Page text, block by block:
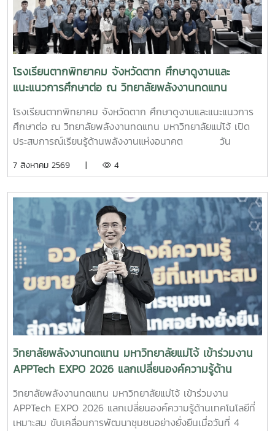
โรงเรียนตากพิทยาคม จังหวัดตาก ศึกษาดูงานและ
แนะแนวการศึกษาต่อ ณ วิทยาลัยพลังงานทดแทน
มหาวิทยาลัยแม่โจ้ เปิดประสบการณ์เรียนรู้ด้านพลังงาน
แห่งอนาคต
โรงเรียนตากพิทยาคม จังหวัดตาก ศึกษาดูงานและแนะแนวการ
ศึกษาต่อ ณ วิทยาลัยพลังงานทดแทน มหาวิทยาลัยแม่โจ้ เปิด
ประสบการณ์เรียนรู้ด้านพลังงานแห่งอนาคต วัน
มหาวิทยาลัยแม่โจ้ ให้การต้อนรับคณะครูและนักเรียนจาก
แนะแนวทางการศึกษาต่อระดับอุดมศึกษา พร้อมเยี่ยมชมการ
จัดการเรียนการสอนและห้องปฏิบัติการของวิทยาลัย เพื่อเปิดโลก
ทัศน์ สร้างแรงบันดาลใจ และส่งเสริมการวางแผนศึกษาต่อด้าน
พลังงานทดแทนและนวัตกรรมพลังงานในการนี้ ผู้บริหาร
คณาจารย์ และบุคลากรของวิทยาลัยพลังงานทดแทน ให้การ
ต้อนรับอย่างอบอุ่น พร้อมแนะนำข้อมูลเกี่ยวกับหลักสูตร การ
จัดการเรียนการสอน การฝึกปฏิบัติในห้องปฏิบัติการ การเรียนรู้
ผ่านงานวิจัยและนวัตกรรม ตลอดจนแนวโน้มและโอกาสในการ
ประกอบอาชีพด้านพลังงานทดแทน ซึ่งเป็นหนึ่งในอุตสาหกรรม
สำคัญของประเทศในอนาคต คณะครูและนักเรียนยังได้
เยี่ยมชมห้องปฏิบัติการและศูนย์การเรียนรู้ด้านพลังงานของ
วิทยาลัย เพื่อสัมผัสบรรยากาศการเรียนรู้จากสถานที่จริงและเห็น
การประยุกต์ใช้องค์ความรู้ด้านวิศวกรรมพลังงานและเทคโนโลยี
พลังงานสะอาดอย่างเป็นรูปธรรม โอกาสนี้ วิทยาลัย
พลังงานทดแทนได้ประชาสัมพันธ์ หลักสูตรวิศวกรรมศาสตร
บัณฑิต สาขาวิชาวิศวกรรมพลังงาน (หลักสูตร 4 ปี) พร้อม
7 สิงหาคม 2569 | 4
วิทยาลัยพลังงานทดแทน มหาวิทยาลัยแม่โจ้ เข้าร่วมงาน
APPTech EXPO 2026 แลกเปลี่ยนองค์ความรู้ด้าน
เทคโนโลยีที่เหมาะสม ขับเคลื่อนการพัฒนาชุมชนอย่าง
ยั่งยืน
วิทยาลัยพลังงานทดแทน มหาวิทยาลัยแม่โจ้ เข้าร่วมงาน
APPTech EXPO 2026 แลกเปลี่ยนองค์ความรู้ด้านเทคโนโลยีที่
เหมาะสม ขับเคลื่อนการพัฒนาชุมชนอย่างยั่งยืนเมื่อวันที่ 4